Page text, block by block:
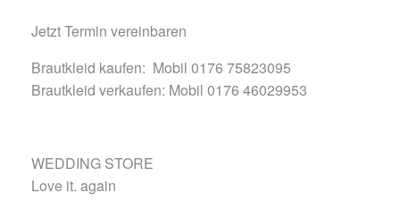
Jetzt Termin vereinbaren
Brautkleid kaufen: Mobil 0176 75823095
Brautkleid verkaufen: Mobil 0176 46029953
WEDDING STORE
Love it. again